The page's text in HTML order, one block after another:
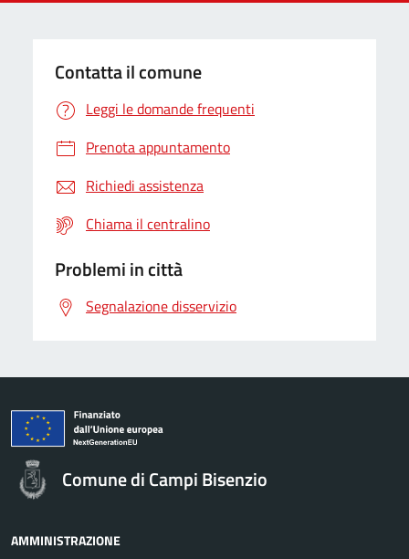
Contatta il comune
Leggi le domande frequenti
Prenota appuntamento
Richiedi assistenza
Chiama il centralino
Problemi in città
Segnalazione disservizio
Comune di Campi Bisenzio
AMMINISTRAZIONE